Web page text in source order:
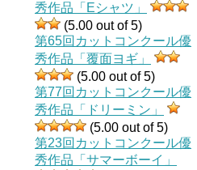
秀作品「Eシャツ」
(5.00 out of 5)
第65回カットコンクール優
秀作品「覆面ヨギ」
(5.00 out of 5)
第77回カットコンクール優
秀作品「ドリーミン」
(5.00 out of 5)
第23回カットコンクール優
秀作品「サマーボーイ」